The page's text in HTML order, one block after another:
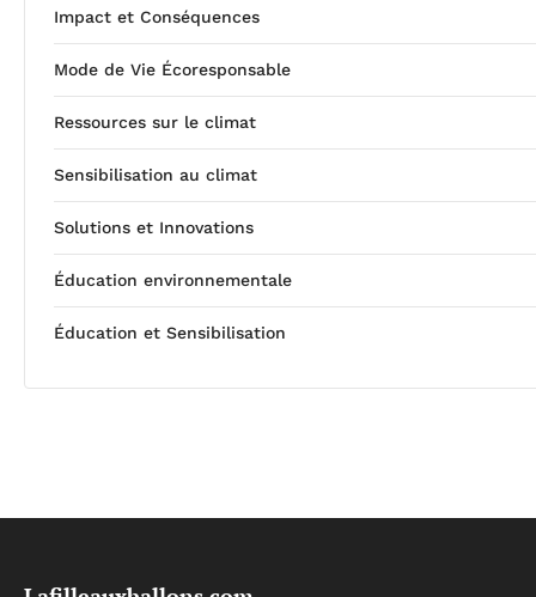
Impact et Conséquences
Mode de Vie Écoresponsable
Ressources sur le climat
Sensibilisation au climat
Solutions et Innovations
Éducation environnementale
Éducation et Sensibilisation